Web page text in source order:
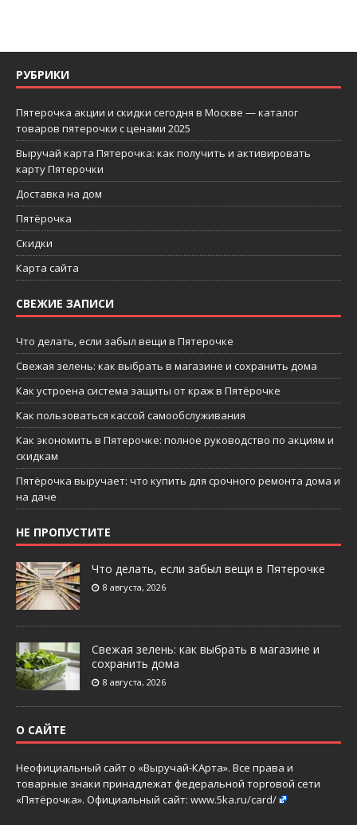
РУБРИКИ
Пятерочка акции и скидки сегодня в Москве — каталог
товаров пятерочки с ценами 2025
Выручай карта Пятерочка: как получить и активировать
карту Пятерочки
Доставка на дом
Пятёрочка
Скидки
Карта сайта
СВЕЖИЕ ЗАПИСИ
Что делать, если забыл вещи в Пятерочке
Свежая зелень: как выбрать в магазине и сохранить дома
Как устроена система защиты от краж в Пятёрочке
Как пользоваться кассой самообслуживания
Как экономить в Пятерочке: полное руководство по акциям и
скидкам
Пятёрочка выручает: что купить для срочного ремонта дома и
на даче
НЕ ПРОПУСТИТЕ
Что делать, если забыл вещи в Пятерочке
8 августа, 2026
Свежая зелень: как выбрать в магазине и
сохранить дома
8 августа, 2026
О САЙТЕ
Неофициальный сайт о «Выручай-КАрта». Все права и
товарные знаки принадлежат федеральной торговой сети
«Пятёрочка». Официальный сайт: www.5ka.ru/card/